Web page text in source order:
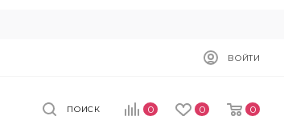
ВОЙТИ
0 0 0
ПОИСК